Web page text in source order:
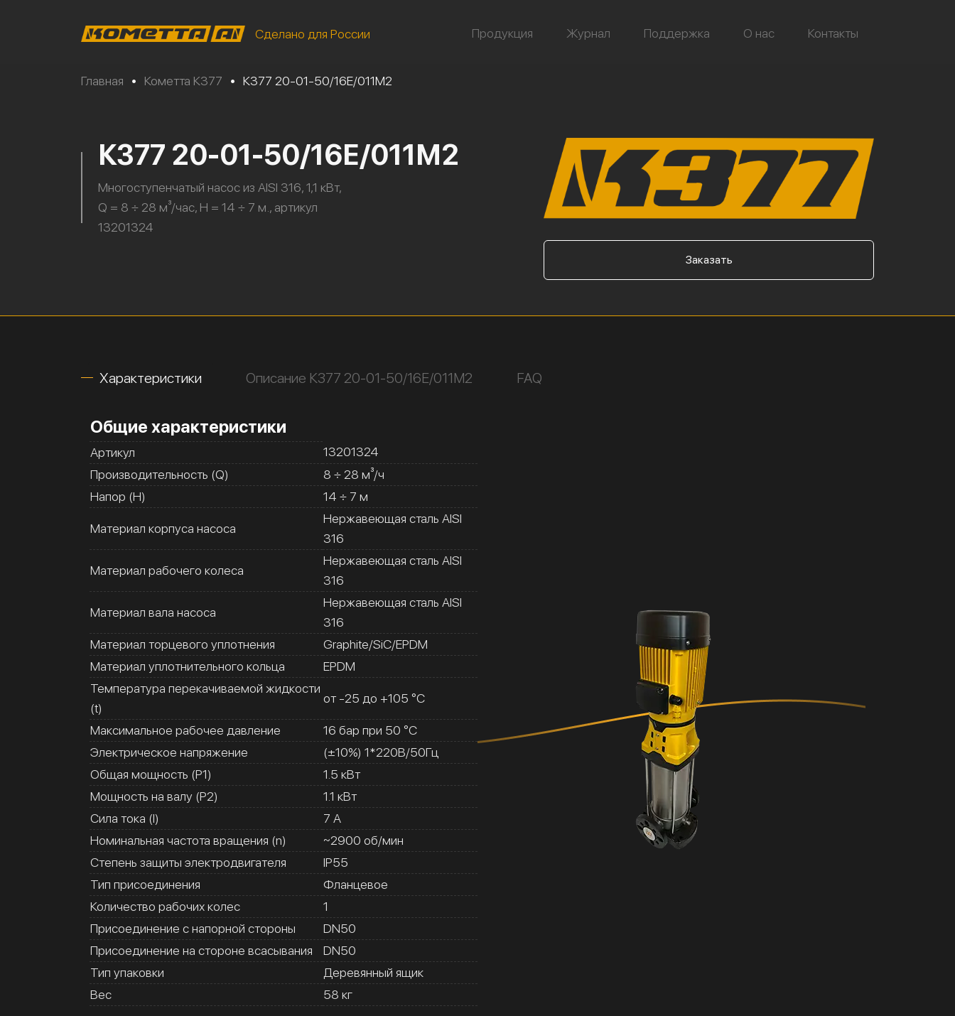
Сделано для России Продукция Журнал Поддержка О нас Контакты
Главная • Кометта К377 • К377 20-01-50/16Е/011М2
К377 20-01-50/16Е/011М2
Многоступенчатый насос из AISI 316, 1,1 кВт,
Q = 8 ÷ 28 м³/час, H = 14 ÷ 7 м., артикул
13201324
Заказать
Характеристики Описание К377 20-01-50/16Е/011М2 FAQ
Общие характеристики
Артикул
13201324
Производительность (Q)
8 ÷ 28 м³/ч
Напор (H)
14 ÷ 7 м
Материал корпуса насоса
Нержавеющая сталь AISI
316
Материал рабочего колеса
Нержавеющая сталь AISI
316
Материал вала насоса
Нержавеющая сталь AISI
316
Материал торцевого уплотнения
Graphite/SiC/EPDM
Материал уплотнительного кольца
EPDM
Температура перекачиваемой жидкости
(t)
от -25 до +105 °C
Максимальное рабочее давление
16 бар при 50 °C
Электрическое напряжение
(±10%) 1*220В/50Гц
Общая мощность (Р1)
1.5 кВт
Мощность на валу (Р2)
1.1 кВт
Сила тока (I)
7 A
Номинальная частота вращения (n)
~2900 об/мин
Степень защиты электродвигателя
IP55
Тип присоединения
Фланцевое
Количество рабочих колес
1
Присоединение с напорной стороны
DN50
Присоединение на стороне всасывания
DN50
Тип упаковки
Деревянный ящик
Вес
58 кг